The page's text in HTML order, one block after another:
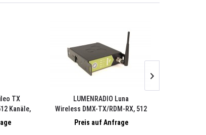
TX
Kanäle,
Rail
LUMENRADIO Luna
Wireless DMX-TX/RDM-RX, 512
Kanäle, Sender/Empfänger,
Preis auf Anfrage